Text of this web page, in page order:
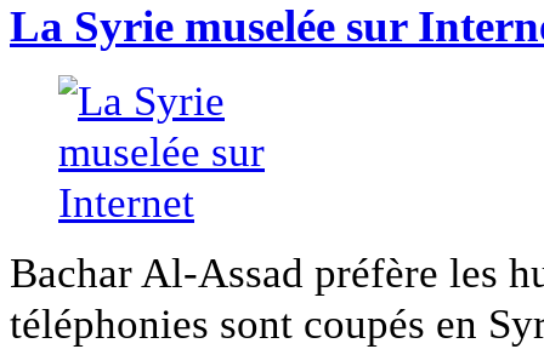
La Syrie muselée sur
Bachar Al-Assad préfère les
téléphonies sont coupés en